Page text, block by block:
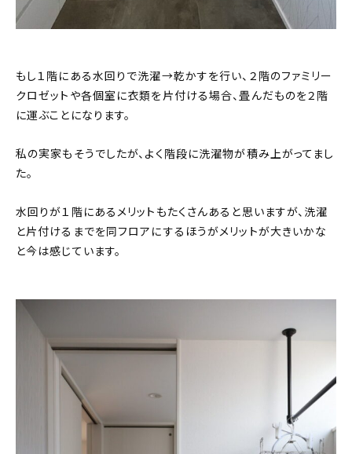
もし１階にある水回りで洗濯→乾かすを行い、２階のファミリー
クロゼットや各個室に衣類を片付ける場合、畳んだものを２階
に運ぶことになります。
私の実家もそうでしたが、よく階段に洗濯物が積み上がってまし
た。
水回りが１階にあるメリットもたくさんあると思いますが、洗濯
と片付けるまでを同フロアにするほうがメリットが大きいかな
と今は感じています。